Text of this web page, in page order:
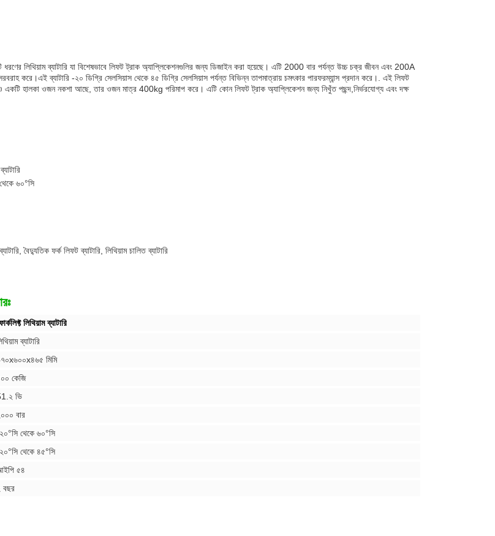
ধরণের লিথিয়াম ব্যাটারি যা বিশেষভাবে লিফট ট্রাক অ্যাপ্লিকেশনগুলির জন্য ডিজাইন করা হয়েছে। এটি 2000 বার পর্যন্ত উচ্চ চক্র জীবন এবং 200A
করে।এই ব্যাটারি -২০ ডিগ্রি সেলসিয়াস থেকে ৪৫ ডিগ্রি সেলসিয়াস পর্যন্ত বিভিন্ন তাপমাত্রায় চমৎকার পারফরম্যান্স প্রদান করে।. এই লিফট
একটি হালকা ওজন নকশা আছে, তার ওজন মাত্র 400kg পরিমাপ করে। এটি কোন লিফট ট্রাক অ্যাপ্লিকেশন জন্য নিখুঁত পছন্দ,নির্ভরযোগ্য এবং দক্ষ
৬০°সি
বৈদ্যুতিক ফর্ক লিফট ব্যাটারি, লিথিয়াম চালিত ব্যাটারি
লিথিয়াম ব্যাটারি
ব্যাটারি
মিমি
কেজি
ভি
বার
থেকে ৬০°সি
থেকে ৪৫°সি
৫৪
বছর